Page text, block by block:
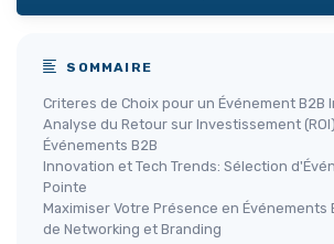
SOMMAIRE
Criteres de Choix pour un Événement B2B
Analyse du Retour sur Investissement
Événements B2B
Innovation et Tech Trends: Sélection
Pointe
Maximiser Votre Présence en Événements
de Networking et Branding